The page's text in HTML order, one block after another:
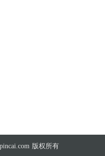
pincai.com 版权所有